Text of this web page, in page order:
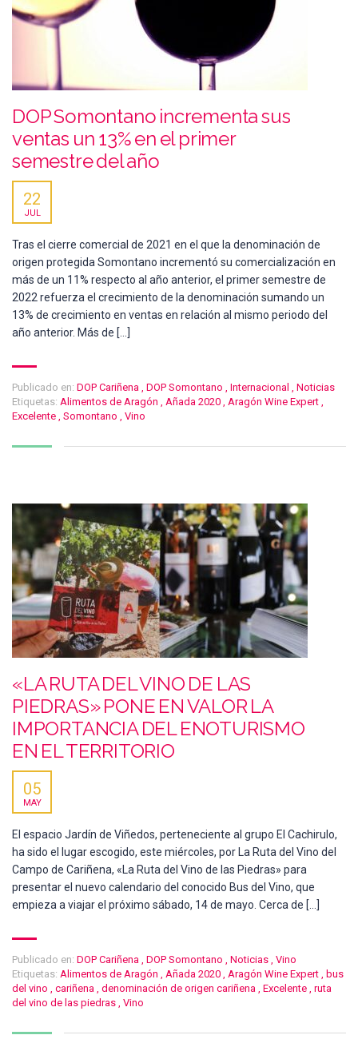
DOP Somontano incrementa sus
ventas un 13% en el primer
semestre del año
22
JUL
Tras el cierre comercial de 2021 en el que la denominación de
origen protegida Somontano incrementó su comercialización en
más de un 11% respecto al año anterior, el primer semestre de
2022 refuerza el crecimiento de la denominación sumando un
13% de crecimiento en ventas en relación al mismo periodo del
año anterior. Más de […]
Publicado en: DOP Cariñena , DOP Somontano , Internacional , Noticias
Etiquetas: Alimentos de Aragón , Añada 2020 , Aragón Wine Expert ,
Excelente , Somontano , Vino
«LA RUTA DEL VINO DE LAS
PIEDRAS» PONE EN VALOR LA
IMPORTANCIA DEL ENOTURISMO
EN EL TERRITORIO
05
MAY
El espacio Jardín de Viñedos, perteneciente al grupo El Cachirulo,
ha sido el lugar escogido, este miércoles, por La Ruta del Vino del
Campo de Cariñena, «La Ruta del Vino de las Piedras» para
presentar el nuevo calendario del conocido Bus del Vino, que
empieza a viajar el próximo sábado, 14 de mayo. Cerca de […]
Publicado en: DOP Cariñena , DOP Somontano , Noticias , Vino
Etiquetas: Alimentos de Aragón , Añada 2020 , Aragón Wine Expert , bus
del vino , cariñena , denominación de origen cariñena , Excelente , ruta
del vino de las piedras , Vino